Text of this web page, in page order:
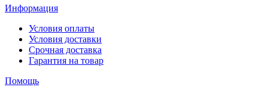
Информация
Условия оплаты
Условия доставки
Срочная доставка
Гарантия на товар
Помощь